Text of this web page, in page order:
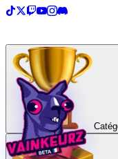
Créer une TopList